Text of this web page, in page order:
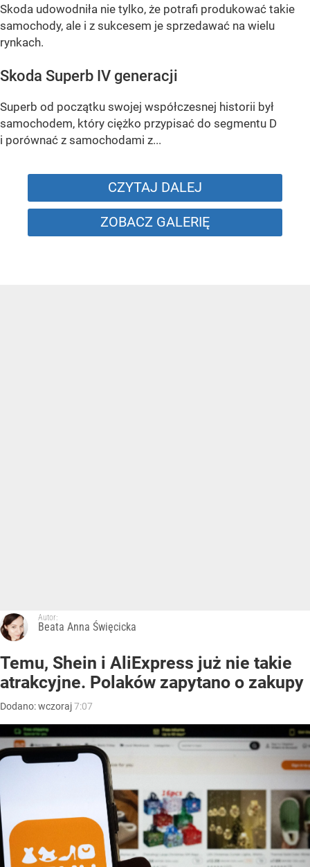
Skoda udowodniła nie tylko, że potrafi produkować takie
samochody, ale i z sukcesem je sprzedawać na wielu
rynkach.
Skoda Superb IV generacji
Superb od początku swojej współczesnej historii był
samochodem, który ciężko przypisać do segmentu D
i porównać z samochodami z...
CZYTAJ DALEJ
ZOBACZ GALERIĘ
Autor:
Beata Anna Święcicka
Temu, Shein i AliExpress już nie takie
atrakcyjne. Polaków zapytano o zakupy
Dodano:wczoraj7:07